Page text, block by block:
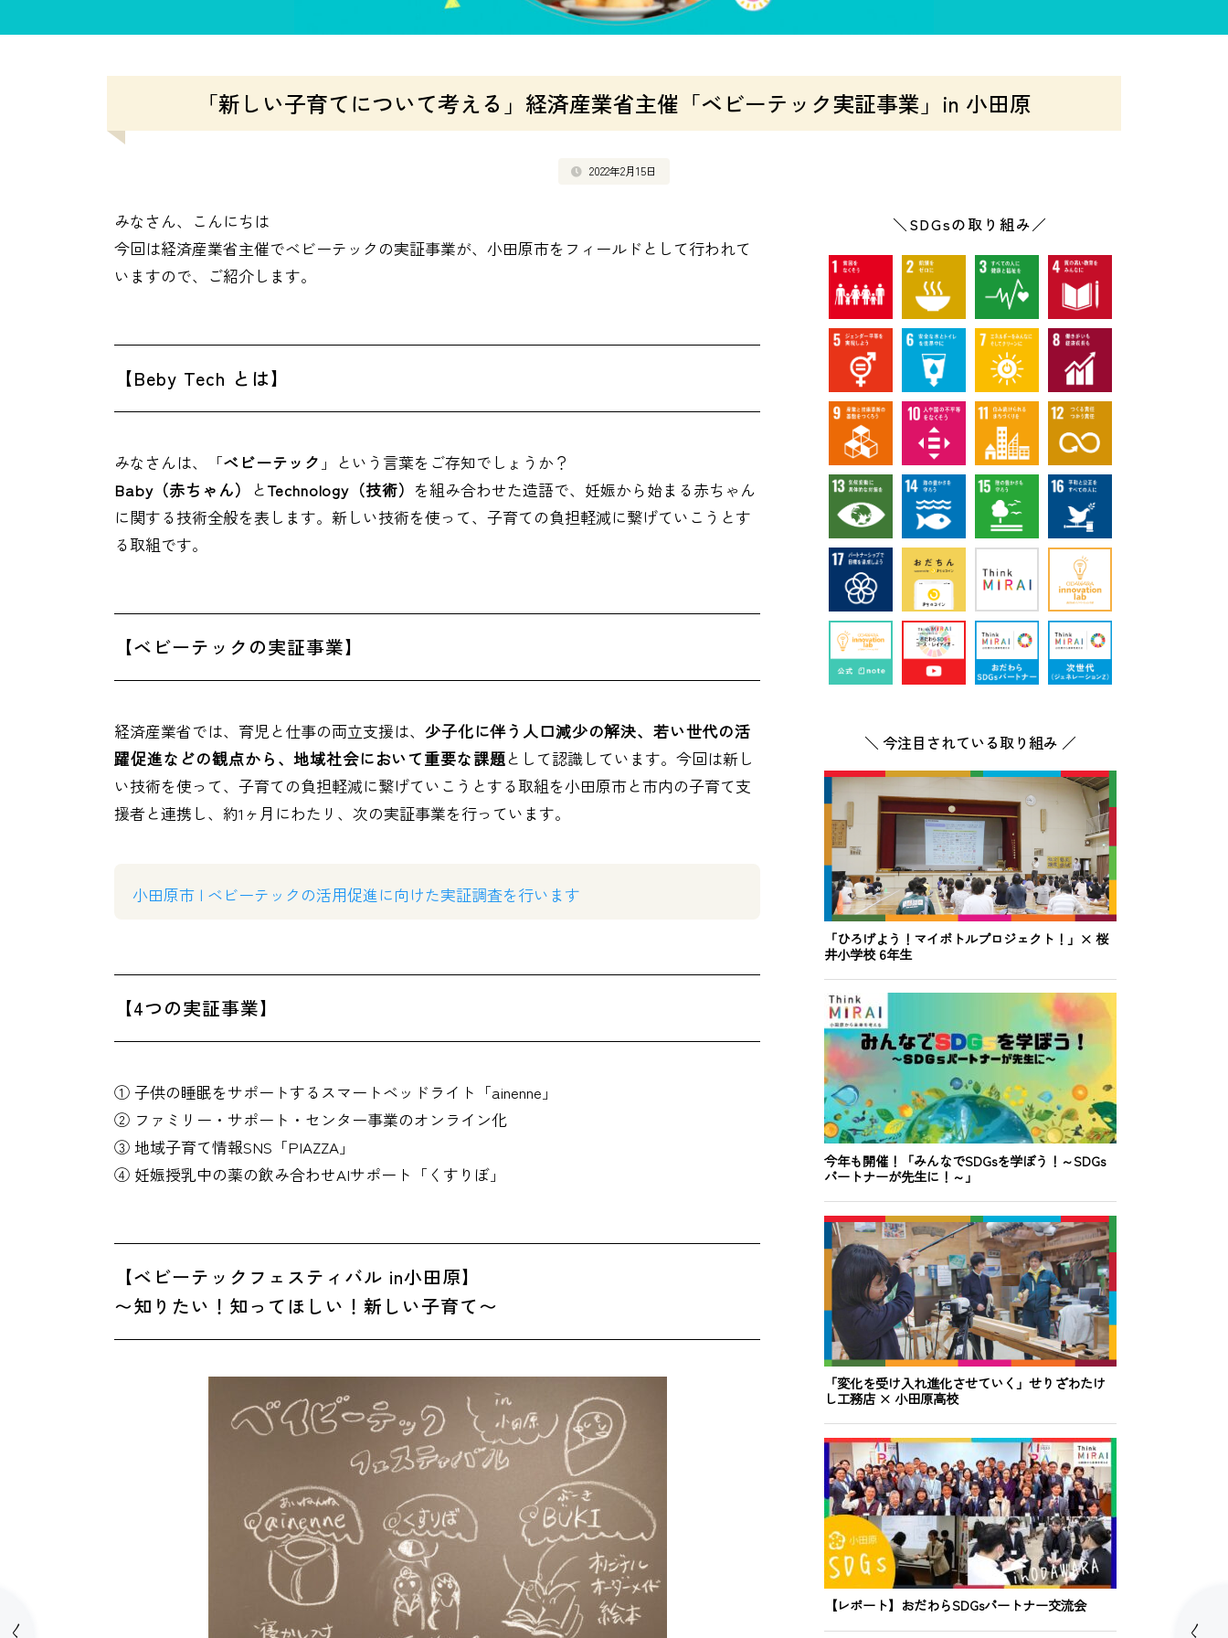
「新しい子育てについて考える」経済産業省主催「ベビーテック実証事業」in 小田原
2022年2月15日
みなさん、こんにちは
今回は経済産業省主催でベビーテックの実証事業が、小田原市をフィールドとして行われて
いますので、ご紹介します。
【Beby Tech とは】
みなさんは、「ベビーテック 」という言葉をご存知でしょうか？
Baby（赤ちゃん）
とTechnology（技術） を組み合わせた造語で、妊娠から始まる赤ちゃん
に関する技術全般を表します。新しい技術を使って、子育ての負担軽減に繋げていこうとす
る取組です。
【ベビーテックの実証事業】
経済産業省では、育児と仕事の両立支援は、 少子化に伴う人口減少の解決、若い世代の活
躍促進などの観点から、地域社会において重要な課題として認識しています。今回は新し
い技術を使って、子育ての負担軽減に繋げていこうとする取組を小田原市と市内の子育て支
援者と連携し、約1ヶ月にわたリ、次の実証事業を行っています。
小田原市 | ベビーテックの活用促進に向けた実証調査を行います
【4つの実証事業】
① 子供の睡眠をサポートするスマートベッドライト「ainenne」
② ファミリー・サポート・センター事業のオンライン化
③ 地域子育て情報SNS「PIAZZA」
④ 妊娠授乳中の薬の飲み合わせAIサポート「くすりぼ」
【ベビーテックフェスティバル in小田原】
〜知りたい！知ってほしい！新しい子育て〜
＼SDGsの取り組み／
＼ 今注目されている取り組み ／